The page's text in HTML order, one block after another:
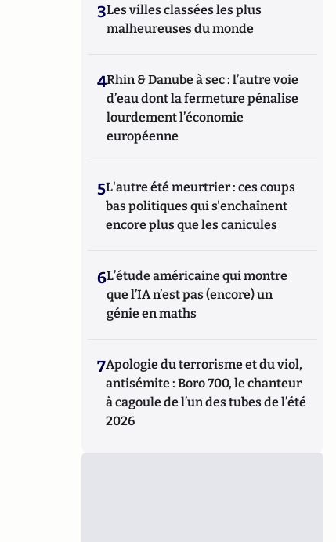
3Les villes classées les plus
malheureuses du monde
4Rhin & Danube à sec : l’autre voie
d’eau dont la fermeture pénalise
lourdement l’économie
européenne
5L'autre été meurtrier : ces coups
bas politiques qui s'enchaînent
encore plus que les canicules
6L’étude américaine qui montre
que l’IA n’est pas (encore) un
génie en maths
7Apologie du terrorisme et du viol,
antisémite : Boro 700, le chanteur
à cagoule de l’un des tubes de l’été
2026